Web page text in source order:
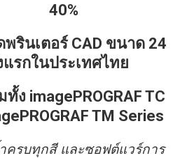
40%
รินเตอร์ CAD ขนาด 24
รกในประเทศไทย
ง imagePROGRAF TC
TM Series
รบทุกสี และซอฟต์แวร์การ